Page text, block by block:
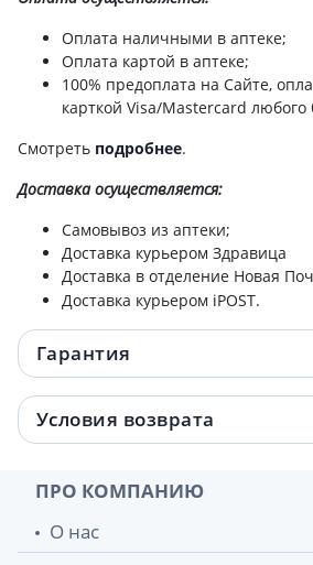
Оплата наличными в аптеке;
Оплата картой в аптеке;
100% предоплата на Сайте,
карткой Visa/Mastercard любого
Смотреть подробнее.
Доставкаосуществляется:
Самовывоз из аптеки;
Доставка курьером Здравица
Доставка в отделение Новая
Доставка курьером iPOST.
Гарантия
Условия возврата
ПРО КОМПАНИЮ
О нас